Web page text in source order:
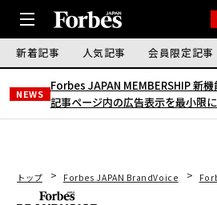
新着記事 人気記事 会員限定記事
NEWS
Forbes JAPAN MEMBERSHIP 新機
記事ページ内の広告表示を最小限
トップ Forbes JAPAN BrandVoice